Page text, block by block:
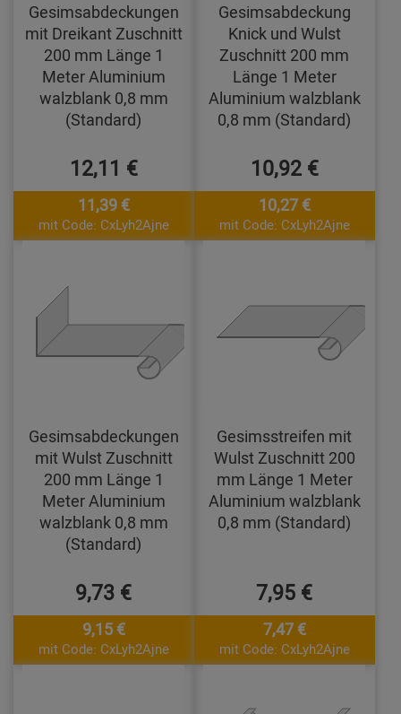
Gesimsabdeckungen
mit Dreikant Zuschnitt
200 mm Länge 1
Meter Aluminium
walzblank 0,8 mm
(Standard)
12,11 €
11,39 €
mit Code: CxLyh2Ajne
Gesimsabdeckung
Knick und Wulst
Zuschnitt 200 mm
Länge 1 Meter
Aluminium walzblank
0,8 mm (Standard)
10,92 €
10,27 €
mit Code: CxLyh2Ajne
Gesimsabdeckungen
mit Wulst Zuschnitt
200 mm Länge 1
Meter Aluminium
walzblank 0,8 mm
(Standard)
9,73 €
9,15 €
mit Code: CxLyh2Ajne
Gesimsstreifen mit
Wulst Zuschnitt 200
mm Länge 1 Meter
Aluminium walzblank
0,8 mm (Standard)
7,95 €
7,47 €
mit Code: CxLyh2Ajne